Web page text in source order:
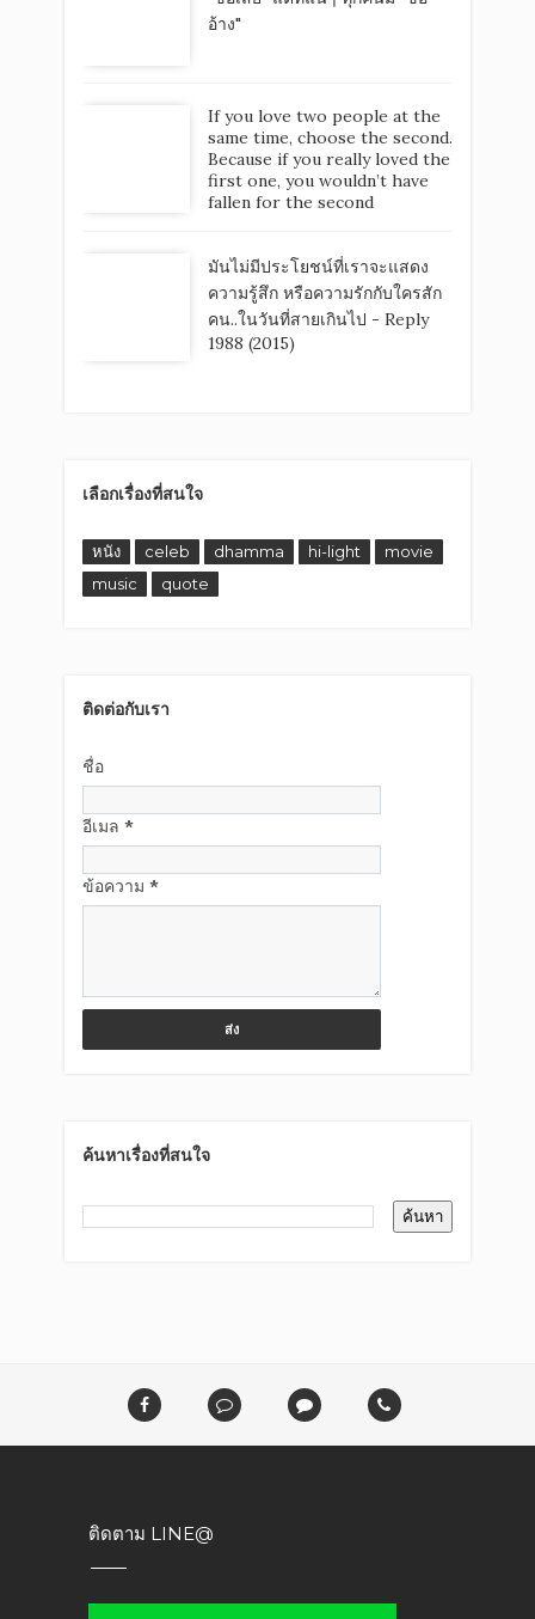
อ้าง"
If you love two people at the
same time, choose the second.
Because if you really loved the
first one, you wouldn’t have
fallen for the second
มันไม่มีประโยชน์ที่เราจะแสดง
ความรู้สึก หรือความรักกับใครสัก
คน..ในวันที่สายเกินไป - Reply
1988 (2015)
เลือกเรื่องที่สนใจ
หนัง celeb dhamma hi-light
movie
music
quote
ติดต่อกับเรา
ชื่อ
อีเมล *
ข้อความ *
ค้นหาเรื่องที่สนใจ
ติดตาม LINE@